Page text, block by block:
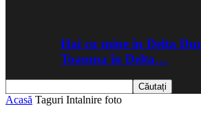
Hai cu mine în Delta
Toamna în Delta…
Acasă Taguri Intalnire foto